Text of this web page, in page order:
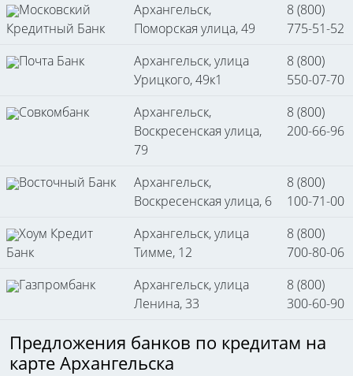
Московский
Кредитный Банк
Архангельск,
Поморская улица, 49
8 (800)
775-51-52
Почта Банк
Архангельск, улица
Урицкого, 49к1
8 (800)
550-07-70
Совкомбанк
Архангельск,
Воскресенская улица,
79
8 (800)
200-66-96
Восточный Банк
Архангельск,
Воскресенская улица, 6
8 (800)
100-71-00
Хоум Кредит
Банк
Архангельск, улица
Тимме, 12
8 (800)
700-80-06
Газпромбанк
Архангельск, улица
Ленина, 33
8 (800)
300-60-90
Предложения банков по кредитам на
карте Архангельска